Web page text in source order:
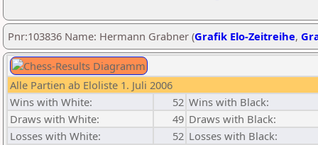
Pnr:103836 Name: Hermann Grabner (Grafik Elo-Zeitreihe,
Alle Partien ab Eloliste 1. Juli 2006
Wins with White:
52 Wins with Black:
Draws with White:
49 Draws with Black:
Losses with White:
52 Losses with Black: